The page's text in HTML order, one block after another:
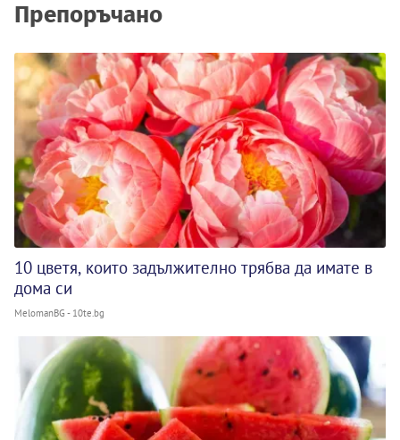
Препоръчано
10 цветя, които задължително трябва да имате в
дома си
MelomanBG - 10te.bg